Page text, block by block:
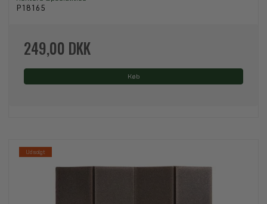
P18165
249,00 DKK
Køb
Udsolgt